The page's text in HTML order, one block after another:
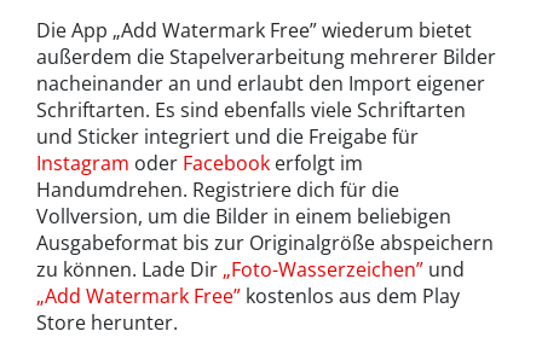
Die App „Add Watermark Free” wiederum bietet
außerdem die Stapelverarbeitung mehrerer Bilder
nacheinander an und erlaubt den Import eigener
Schriftarten. Es sind ebenfalls viele Schriftarten
und Sticker integriert und die Freigabe für
Instagram oder Facebook erfolgt im
Handumdrehen. Registriere dich für die
Vollversion, um die Bilder in einem beliebigen
Ausgabeformat bis zur Originalgröße abspeichern
zu können. Lade Dir „Foto-Wasserzeichen” und
„Add Watermark Free” kostenlos aus dem Play
Store herunter.